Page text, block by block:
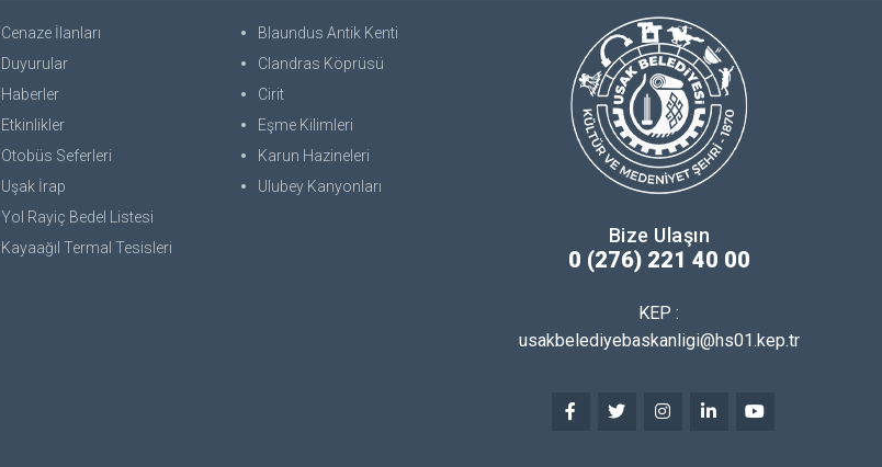
Cenaze İlanları
Duyurular
Haberler
Etkinlikler
Otobüs Seferleri
Uşak İrap
Yol Rayiç Bedel Listesi
Kayaağıl Termal Tesisleri
Blaundus Antik Kenti
Clandras Köprüsü
Cirit
Eşme Kilimleri
Karun Hazineleri
Ulubey Kanyonları
Bize Ulaşın
0 (276) 221 40 00
KEP :
usakbelediyebaskanligi@hs01.kep.tr